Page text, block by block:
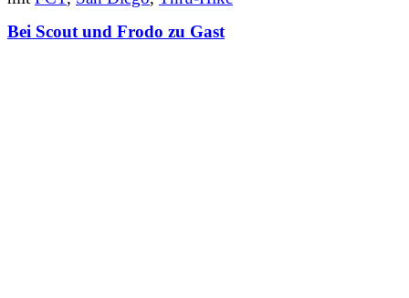
Bei Scout und Frodo zu Gast